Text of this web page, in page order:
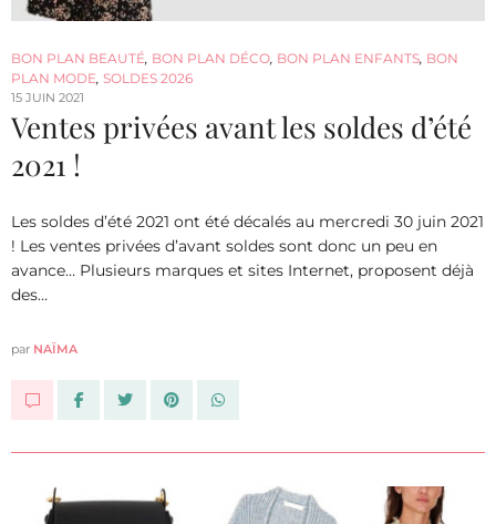
BON PLAN BEAUTÉ, BON PLAN DÉCO, BON PLAN ENFANTS, BON
PLAN MODE, SOLDES 2026
15 JUIN 2021
Ventes privées avant les soldes d’été
2021 !
Les soldes d’été 2021 ont été décalés au mercredi 30 juin 2021
! Les ventes privées d’avant soldes sont donc un peu en
avance… Plusieurs marques et sites Internet, proposent déjà
des…
par NAÏMA